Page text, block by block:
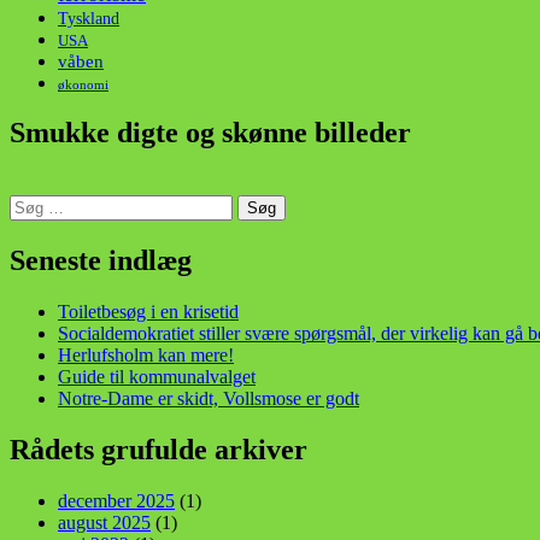
Tyskland
USA
våben
økonomi
Smukke digte og skønne billeder
Søg
efter:
Seneste indlæg
Toiletbesøg i en krisetid
Socialdemokratiet stiller svære spørgsmål, der virkelig kan gå
Herlufsholm kan mere!
Guide til kommunalvalget
Notre-Dame er skidt, Vollsmose er godt
Rådets grufulde arkiver
december 2025 (1)
august 2025 (1)